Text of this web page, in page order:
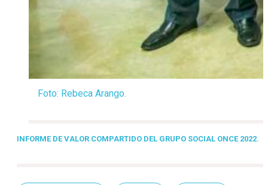
Foto: Rebeca Arango.
INFORME DE VALOR COMPARTIDO DEL GRUPO SOCIAL ONCE 2022.